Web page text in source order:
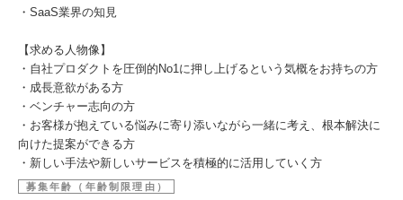
・SaaS業界の知見
【求める人物像】
・自社プロダクトを圧倒的No1に押し上げるという気概をお持ちの方
・成長意欲がある方
・ベンチャー志向の方
・お客様が抱えている悩みに寄り添いながら一緒に考え、根本解決に
向けた提案ができる方
・新しい手法や新しいサービスを積極的に活用していく方
募集年齢（年齢制限理由）